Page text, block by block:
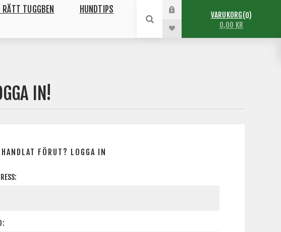
TUGGBEN
HUNDTIPS
VARUKORG 0
0,00 KR
IN!
HANDLAT FÖRUT? LOGGA IN